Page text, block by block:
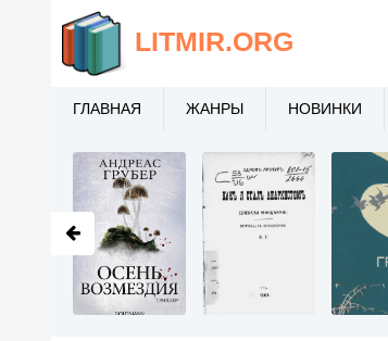
LITMIR.ORG
ГЛАВНАЯ ЖАНРЫ НОВИНКИ